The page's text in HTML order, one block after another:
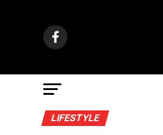
LIFESTYLE